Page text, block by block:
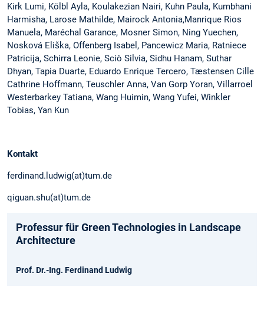
Kirk Lumi, Kölbl Ayla, Koulakezian Nairi, Kuhn Paula, Kumbhani
Harmisha, Larose Mathilde, Mairock Antonia,Manrique Rios
Manuela, Maréchal Garance, Mosner Simon, Ning Yuechen,
Nosková Eliška, Offenberg Isabel, Pancewicz Maria, Ratniece
Patricija, Schirra Leonie, Sciò Silvia, Sidhu Hanam, Suthar
Dhyan, Tapia Duarte, Eduardo Enrique Tercero, Tæstensen Cille
Cathrine Hoffmann, Teuschler Anna, Van Gorp Yoran, Villarroel
Westerbarkey Tatiana, Wang Huimin, Wang Yufei, Winkler
Tobias, Yan Kun
Kontakt
ferdinand.ludwig(at)tum.de
qiguan.shu(at)tum.de
Professur für Green Technologies in Landscape
Architecture
Prof. Dr.-Ing. Ferdinand Ludwig